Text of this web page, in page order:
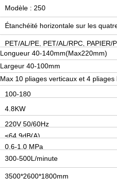
Modèle : 250
Étanchéité horizontale sur les
PET/AL/PE, PET/AL/RPC, PAPIER/
Longueur 40-140mm(Max220mm)
Largeur 40-100mm
Max 10 pliages verticaux et 4 pliages
100-180
sacs/minute
4.8KW
220V 50/60Hz
≤64.9dB(A)
0,6-1,0 MPa
300-500L/minute
3500*2600*1800mm